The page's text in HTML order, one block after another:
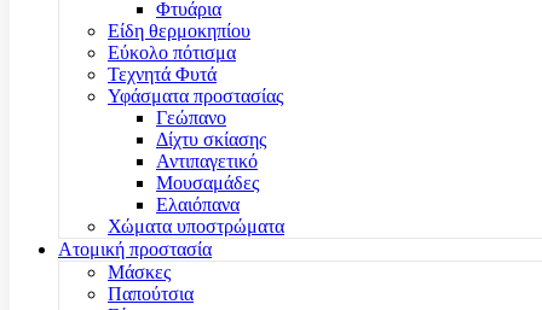
Φτυάρια
Είδη θερμοκηπίου
Εύκολο πότισμα
Τεχνητά Φυτά
Υφάσματα προστασίας
Γεώπανο
Δίχτυ σκίασης
Αντιπαγετικό
Μουσαμάδες
Ελαιόπανα
Χώματα υποστρώματα
Ατομική προστασία
Μάσκες
Παπούτσια